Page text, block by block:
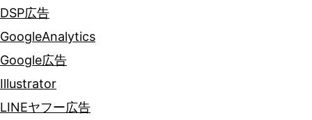
DSP広告
GoogleAnalytics
Google広告
Illustrator
LINEヤフー広告